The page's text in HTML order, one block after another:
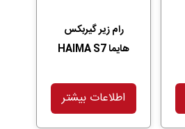
رام زیر گیربکس
هایما HAIMA S7
اطلاعات بیشتر